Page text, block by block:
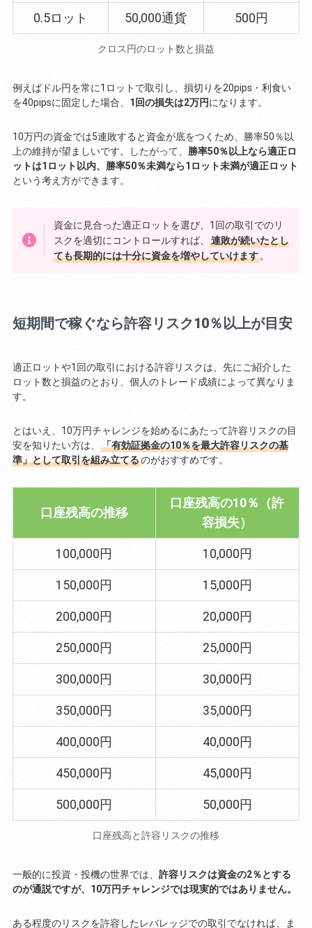
0.5ロット 50,000通貨 500円
クロス円のロット数と損益
例えばドル円を常に1ロットで取引し、損切りを20pips・利食い
を40pipsに固定した場合、 1回の損失は2万円になります。
10万円の資金では5連敗すると資金が底をつくため、勝率50％以
上の維持が望ましいです。したがって、 勝率50％以上なら適正ロ
ットは1ロット以内、勝率50％未満なら1ロット未満が適正ロット
という考え方ができます。
資金に見合った適正ロットを選び、1回の取引でのリ
スクを適切にコントロールすれば、連敗が続いたとし
ても長期的には十分に資金を増やしていけます 。
短期間で稼ぐなら許容リスク10％以上が目安
適正ロットや1回の取引における許容リスクは、先にご紹介した
ロット数と損益のとおり、個人のトレード成績によって異なりま
す。
とはいえ、10万円チャレンジを始めるにあたって許容リスクの目
安を知りたい方は、
「有効証拠金の10％を最大許容リスクの基
準」として取引を組み立てるのがおすすめです。
口座残高の推移
口座残高の10％（許
容損失）
100,000円 10,000円
150,000円 15,000円
200,000円 20,000円
250,000円 25,000円
300,000円 30,000円
350,000円 35,000円
400,000円 40,000円
450,000円 45,000円
500,000円 50,000円
口座残高と許容リスクの推移
一般的に投資・投機の世界では、 許容リスクは資金の2％とする
のが通説ですが、10万円チャレンジでは現実的ではありません。
ある程度のリスクを許容したレバレッジでの取引でなければ、ま